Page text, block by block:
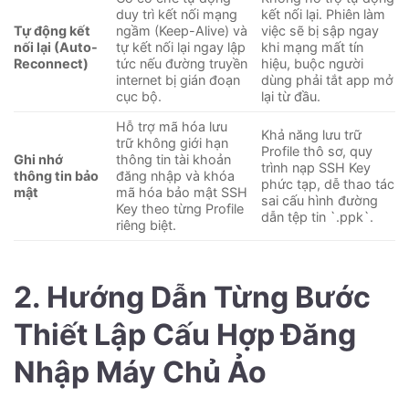
Tự động kết
nối lại (Auto-
Reconnect)
duy trì kết nối mạng
ngầm (Keep-Alive) và
tự kết nối lại ngay lập
tức nếu đường truyền
internet bị gián đoạn
cục bộ.
kết nối lại. Phiên làm
việc sẽ bị sập ngay
khi mạng mất tín
hiệu, buộc người
dùng phải tắt app mở
lại từ đầu.
Ghi nhớ
thông tin bảo
mật
Hỗ trợ mã hóa lưu
trữ không giới hạn
thông tin tài khoản
đăng nhập và khóa
mã hóa bảo mật SSH
Key theo từng Profile
riêng biệt.
Khả năng lưu trữ
Profile thô sơ, quy
trình nạp SSH Key
phức tạp, dễ thao tác
sai cấu hình đường
dẫn tệp tin `.ppk`.
2. Hướng Dẫn Từng Bước
Thiết Lập Cấu Hợp Đăng
Nhập Máy Chủ Ảo